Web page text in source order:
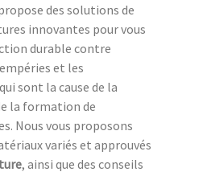
des solutions de
innovantes pour vous
durable contre
et les
sont la cause de la
la formation de
Nous vous proposons
variés et approuvés
, ainsi que des conseils